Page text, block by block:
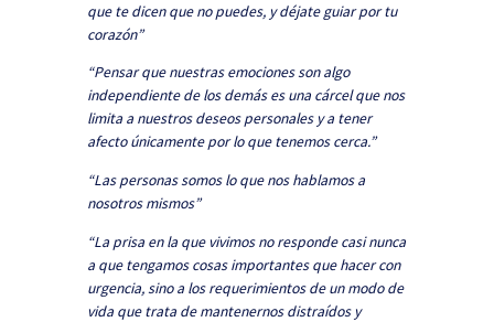
que te dicen que no puedes, y déjate guiar por tu
corazón”
“Pensar que nuestras emociones son algo
independiente de los demás es una cárcel que nos
limita a nuestros deseos personales y a tener
afecto únicamente por lo que tenemos cerca.”
“Las personas somos lo que nos hablamos a
nosotros mismos”
“La prisa en la que vivimos no responde casi nunca
a que tengamos cosas importantes que hacer con
urgencia, sino a los requerimientos de un modo de
vida que trata de mantenernos distraídos y